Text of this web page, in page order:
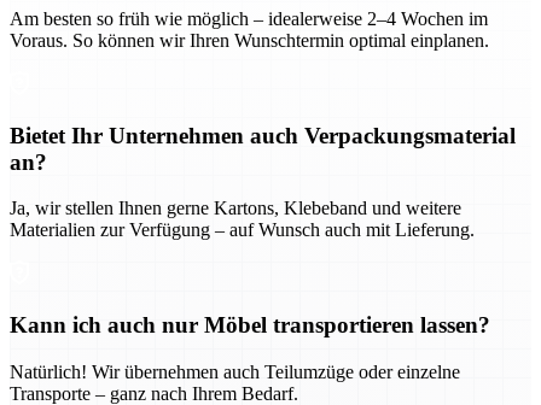
Am besten so früh wie möglich – idealerweise 2–4 Wochen im
Voraus. So können wir Ihren Wunschtermin optimal einplanen.
Bietet Ihr Unternehmen auch Verpackungsmaterial
an?
Ja, wir stellen Ihnen gerne Kartons, Klebeband und weitere
Materialien zur Verfügung – auf Wunsch auch mit Lieferung.
Kann ich auch nur Möbel transportieren lassen?
Natürlich! Wir übernehmen auch Teilumzüge oder einzelne
Transporte – ganz nach Ihrem Bedarf.